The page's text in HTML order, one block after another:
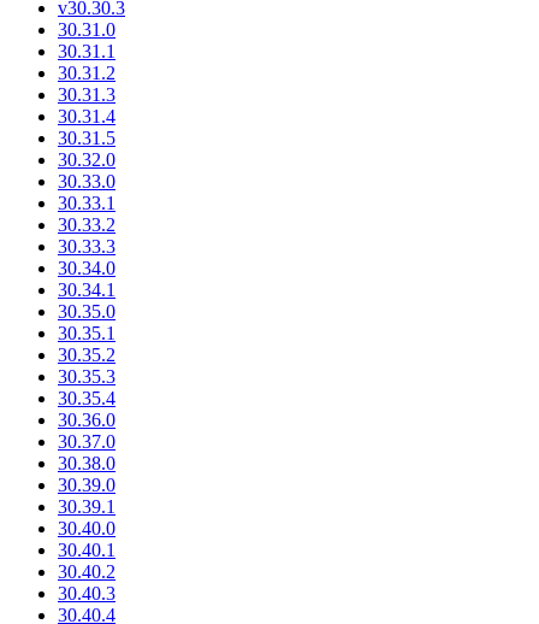
v30.30.3
30.31.0
30.31.1
30.31.2
30.31.3
30.31.4
30.31.5
30.32.0
30.33.0
30.33.1
30.33.2
30.33.3
30.34.0
30.34.1
30.35.0
30.35.1
30.35.2
30.35.3
30.35.4
30.36.0
30.37.0
30.38.0
30.39.0
30.39.1
30.40.0
30.40.1
30.40.2
30.40.3
30.40.4